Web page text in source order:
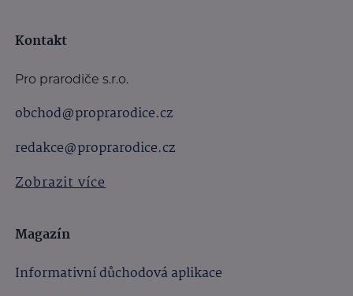
Kontakt
Pro prarodiče s.r.o.
obchod@proprarodice.cz
redakce@proprarodice.cz
Zobrazit více
Magazín
Informativní důchodová aplikace